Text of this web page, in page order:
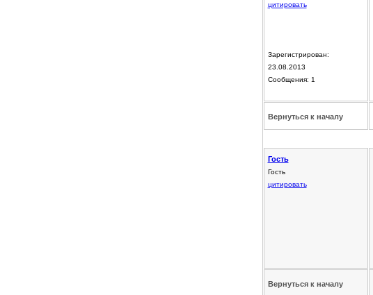
цитировать
Зарегистрирован:
23.08.2013
Сообщения: 1
Вернуться к началу
Гость
Гость
цитировать
Вернуться к началу